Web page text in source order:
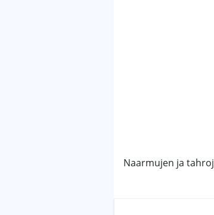
Naarmujen ja